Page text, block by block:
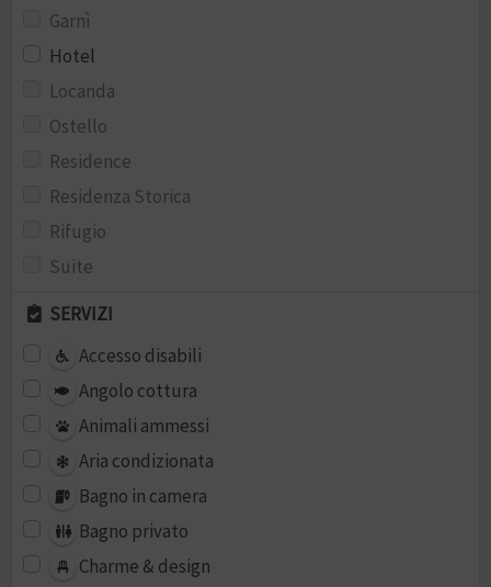
Garnì
Hotel
Locanda
Ostello
Residence
Residenza Storica
Rifugio
Suite
SERVIZI
Accesso disabili
Angolo cottura
Animali ammessi
Aria condizionata
Bagno in camera
Bagno privato
Charme & design